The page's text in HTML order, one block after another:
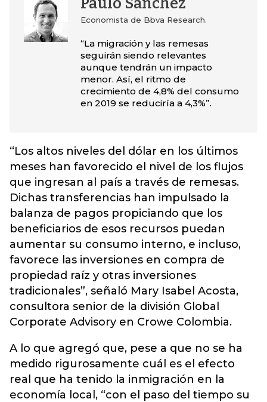
Paulo Sánchez
Economista de Bbva Research.
“La migración y las remesas
seguirán siendo relevantes
aunque tendrán un impacto
menor. Así, el ritmo de
crecimiento de 4,8% del consumo
en 2019 se reduciría a 4,3%”.
“Los altos niveles del dólar en los últimos
meses han favorecido el nivel de los flujos
que ingresan al país a través de remesas.
Dichas transferencias han impulsado la
balanza de pagos propiciando que los
beneficiarios de esos recursos puedan
aumentar su consumo interno, e incluso,
favorece las inversiones en compra de
propiedad raíz y otras inversiones
tradicionales”, señaló Mary Isabel Acosta,
consultora senior de la división Global
Corporate Advisory en Crowe Colombia.
A lo que agregó que, pese a que no se ha
medido rigurosamente cuál es el efecto
real que ha tenido la inmigración en la
economía local, “con el paso del tiempo su